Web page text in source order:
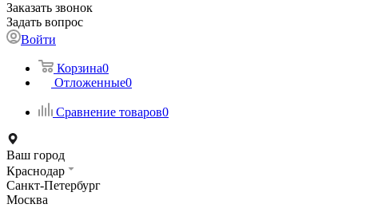
Заказать звонок
Задать вопрос
Войти
Корзина0
Отложенные0
Сравнение товаров0
Ваш город
Краснодар
Санкт-Петербург
Москва